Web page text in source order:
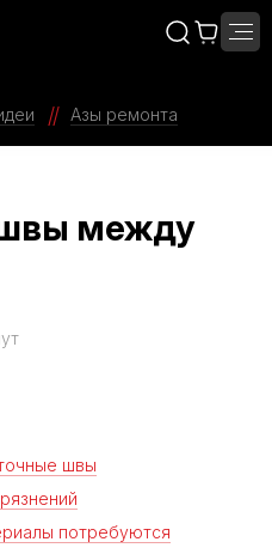
Азы ремонта
между
швы
потребуются